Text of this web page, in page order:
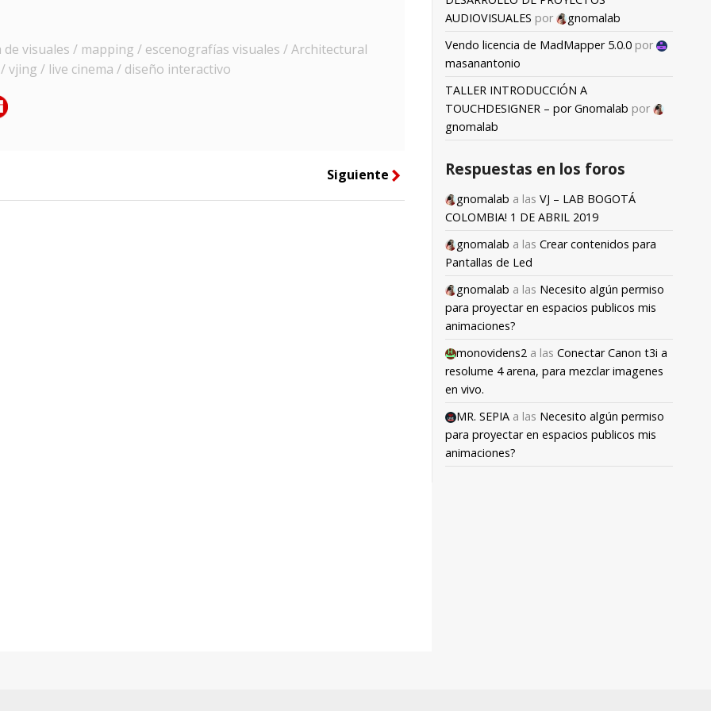
visuales / mapping / escenografías visuales / Architectural
vjing / live cinema / diseño interactivo
Siguiente right
AUDIOVISUALES por
gnomalab
Vendo licencia de MadMapper 5.0.0 por
masanantonio
TALLER INTRODUCCIÓN A
TOUCHDESIGNER – por Gnomalab por
gnomalab
Respuestas en los foros
gnomalab a las VJ – LAB BOGOTÁ
COLOMBIA! 1 DE ABRIL 2019
gnomalab a las Crear contenidos para
Pantallas de Led
gnomalab a las Necesito algún permiso
para proyectar en espacios publicos mis
animaciones?
monovidens2 a las Conectar Canon t3i a
resolume 4 arena, para mezclar imagenes
en vivo.
MR. SEPIA a las Necesito algún permiso
para proyectar en espacios publicos mis
animaciones?